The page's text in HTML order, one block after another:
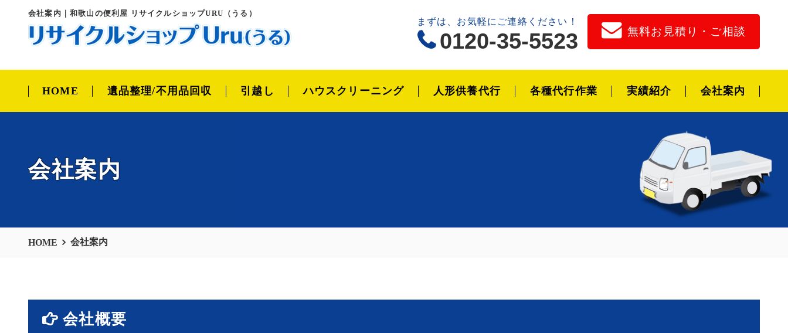
会社案内｜和歌山の便利屋 リサイクルショップURU（うる）
まずは、お気軽にご連絡ください！
0120-35-5523 無料お見積り・ご相談
HOME 遺品整理/不用品回収 引越し ハウスクリーニング 人形供養代行 各種代行作業 実績紹介 会社案内
会社案内
HOME 会社案内
会社概要